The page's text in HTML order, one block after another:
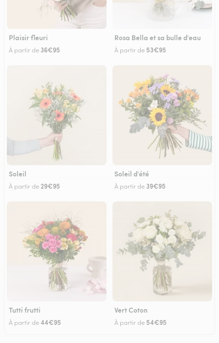
Plaisir fleuri
À partir de 36€95
Rosa Bella et sa bulle d'eau
À partir de 53€95
Soleil
À partir de29€95
Soleil d'été
À partir de 39€95
Tutti frutti
À partir de44€95
Vert Coton
À partir de 54€95